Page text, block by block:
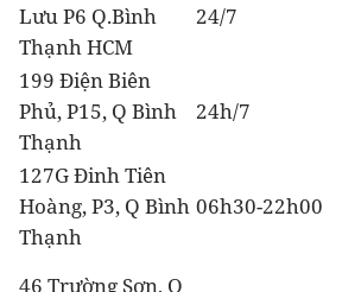
Lưu P6 Q.Bình
Thạnh HCM
24/7
199 Điện Biên
Phủ, P15, Q Bình
Thạnh
24h/7
127G Đinh Tiên
Hoàng, P3, Q Bình
Thạnh
06h30-22h00
46 Trường Sơn, Q